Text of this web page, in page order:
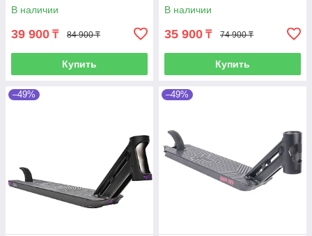
В наличии
39 900 ₸ 84 900 ₸
Купить
В наличии
35 900 ₸ 74 900 ₸
Купить
–49% –49%